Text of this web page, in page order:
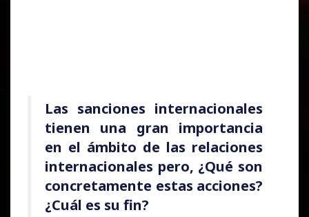
Las sanciones internacionales
tienen una gran importancia
en el ámbito de las relaciones
internacionales pero, ¿Qué son
concretamente estas acciones?
¿Cuál es su fin?